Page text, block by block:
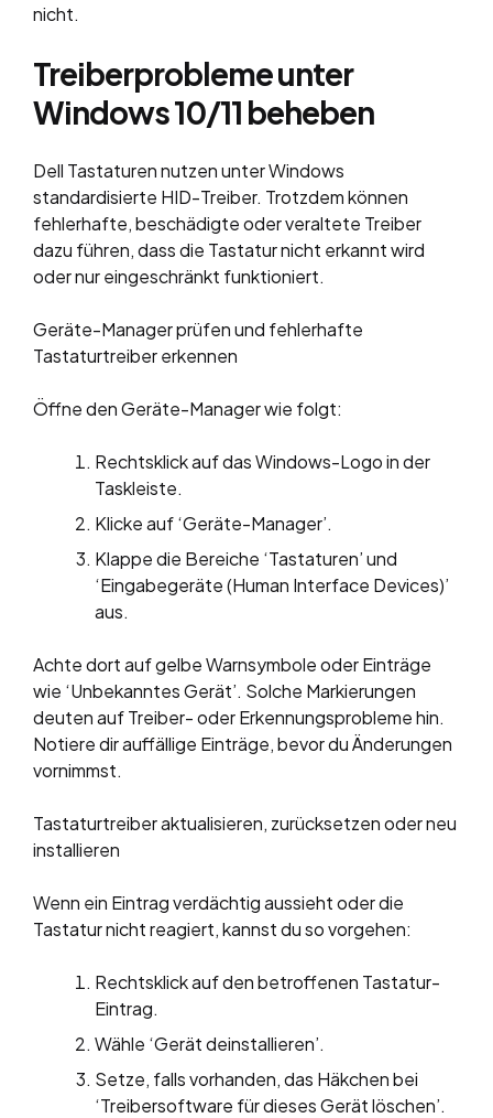
nicht.
Treiberprobleme unter
Windows 10/11 beheben
Dell Tastaturen nutzen unter Windows
standardisierte HID-Treiber. Trotzdem können
fehlerhafte, beschädigte oder veraltete Treiber
dazu führen, dass die Tastatur nicht erkannt wird
oder nur eingeschränkt funktioniert.
Geräte-Manager prüfen und fehlerhafte
Tastaturtreiber erkennen
Öffne den Geräte-Manager wie folgt:
Rechtsklick auf das Windows-Logo in der
Taskleiste.
Klicke auf ‘Geräte-Manager’.
Klappe die Bereiche ‘Tastaturen’ und
‘Eingabegeräte (Human Interface Devices)’
aus.
Achte dort auf gelbe Warnsymbole oder Einträge
wie ‘Unbekanntes Gerät’. Solche Markierungen
deuten auf Treiber- oder Erkennungsprobleme hin.
Notiere dir auffällige Einträge, bevor du Änderungen
vornimmst.
Tastaturtreiber aktualisieren, zurücksetzen oder neu
installieren
Wenn ein Eintrag verdächtig aussieht oder die
Tastatur nicht reagiert, kannst du so vorgehen:
Rechtsklick auf den betroffenen Tastatur-
Eintrag.
Wähle ‘Gerät deinstallieren’.
Setze, falls vorhanden, das Häkchen bei
‘Treibersoftware für dieses Gerät löschen’.